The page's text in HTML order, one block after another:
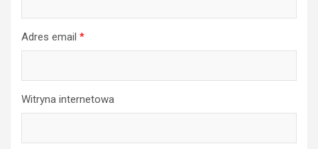
Adres email *
Witryna internetowa